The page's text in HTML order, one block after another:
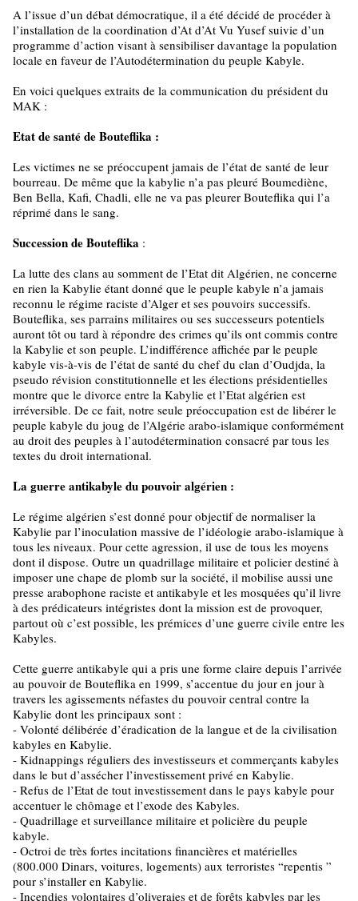
A l’issue d’un débat démocratique, il a été décidé de procéder à
l’installation de la coordination d’At d’At Vu Yusef suivie d’un
programme d’action visant à sensibiliser davantage la population
locale en faveur de l’Autodétermination du peuple Kabyle.
En voici quelques extraits de la communication du président du
MAK :
Etat de santé de Bouteflika :
Les victimes ne se préoccupent jamais de l’état de santé de leur
bourreau. De même que la kabylie n’a pas pleuré Boumediène,
Ben Bella, Kafi, Chadli, elle ne va pas pleurer Bouteflika qui l’a
réprimé dans le sang.
Succession de Bouteflika :
La lutte des clans au somment de l’Etat dit Algérien, ne concerne
en rien la Kabylie étant donné que le peuple kabyle n’a jamais
reconnu le régime raciste d’Alger et ses pouvoirs successifs.
Bouteflika, ses parrains militaires ou ses successeurs potentiels
auront tôt ou tard à répondre des crimes qu’ils ont commis contre
la Kabylie et son peuple. L’indifférence affichée par le peuple
kabyle vis-à-vis de l’état de santé du chef du clan d’Oudjda, la
pseudo révision constitutionnelle et les élections présidentielles
montre que le divorce entre la Kabylie et l’Etat algérien est
irréversible. De ce fait, notre seule préoccupation est de libérer le
peuple kabyle du joug de l’Algérie arabo-islamique conformément
au droit des peuples à l’autodétermination consacré par tous les
textes du droit international.
La guerre antikabyle du pouvoir algérien :
Le régime algérien s’est donné pour objectif de normaliser la
Kabylie par l’inoculation massive de l’idéologie arabo-islamique à
tous les niveaux. Pour cette agression, il use de tous les moyens
dont il dispose. Outre un quadrillage militaire et policier destiné à
imposer une chape de plomb sur la société, il mobilise aussi une
presse arabophone raciste et antikabyle et les mosquées qu’il livre
à des prédicateurs intégristes dont la mission est de provoquer,
partout où c’est possible, les prémices d’une guerre civile entre les
Kabyles.
Cette guerre antikabyle qui a pris une forme claire depuis l’arrivée
au pouvoir de Bouteflika en 1999, s’accentue du jour en jour à
travers les agissements néfastes du pouvoir central contre la
Kabylie dont les principaux sont :
- Volonté délibérée d’éradication de la langue et de la civilisation
kabyles en Kabylie.
- Kidnappings réguliers des investisseurs et commerçants kabyles
dans le but d’assécher l’investissement privé en Kabylie.
- Refus de l’Etat de tout investissement dans le pays kabyle pour
accentuer le chômage et l’exode des Kabyles.
- Quadrillage et surveillance militaire et policière du peuple
kabyle.
- Octroi de très fortes incitations financières et matérielles
(800.000 Dinars, voitures, logements) aux terroristes “repentis ”
pour s’installer en Kabylie.
- Incendies volontaires d’oliveraies et de forêts kabyles par les